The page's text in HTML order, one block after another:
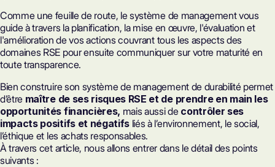
Comme une feuille de route, le système de management vous
guide à travers la planification, la mise en œuvre, l'évaluation et
l'amélioration de vos actions couvrant tous les aspects des
domaines RSE pour ensuite communiquer sur votre maturité en
toute transparence.
Bien construire son système de management de durabilité permet
d’être maître de ses risques RSE et de prendre en main les
opportunités financières, mais aussi de contrôler ses
impacts positifs et négatifs liés à l’environnement, le social,
l’éthique et les achats responsables.
À travers cet article, nous allons entrer dans le détail des points
suivants :